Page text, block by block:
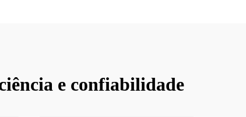
e confiabilidade